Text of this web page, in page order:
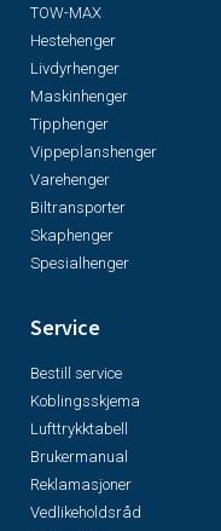
TOW-MAX
Hestehenger
Livdyrhenger
Maskinhenger
Tipphenger
Vippeplanshenger
Varehenger
Biltransporter
Skaphenger
Spesialhenger
Service
Bestill service
Koblingsskjema
Lufttrykktabell
Brukermanual
Reklamasjoner
Vedlikeholdsråd